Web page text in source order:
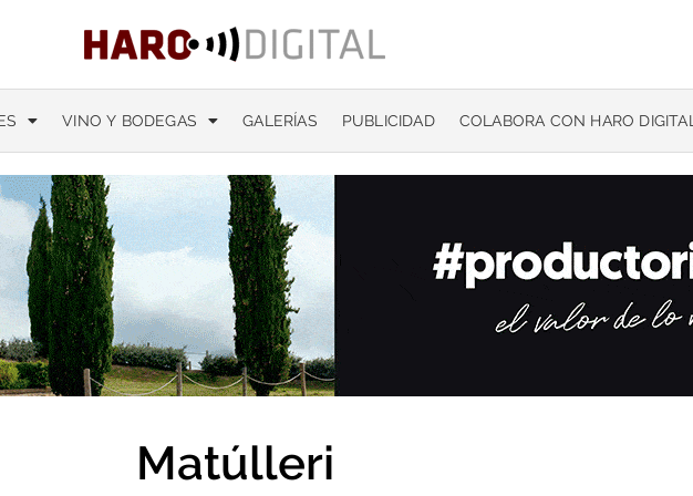
VINO Y BODEGAS GALERÍAS PUBLICIDAD COLABORA CON HARO DIGITAL
Matúlleri